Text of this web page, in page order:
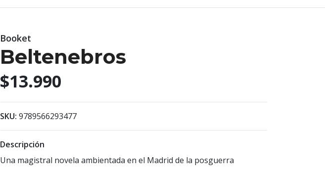
Booket
Beltenebros
$13.990
SKU: 9789566293477
Descripción
Una magistral novela ambientada en el Madrid de la posguerra